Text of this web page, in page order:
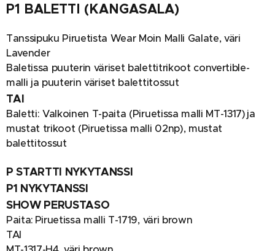
P1 BALETTI (KANGASALA)
Tanssipuku Piruetista Wear Moin Malli Galate, väri
Lavender
Baletissa puuterin väriset balettitrikoot convertible-
malli ja puuterin väriset balettitossut
TAI
Baletti: Valkoinen T-paita (Piruetissa malli MT-1317) ja
mustat trikoot (Piruetissa malli 02np), mustat
balettitossut
P STARTTI NYKYTANSSI
P1 NYKYTANSSI
SHOW PERUSTASO
Paita: Piruetissa malli T-1719, väri brown
TAI